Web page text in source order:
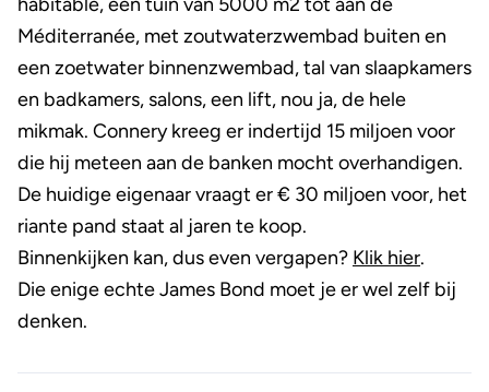
Méditerranée, met zoutwaterzwembad buiten en
een zoetwater binnenzwembad, tal van slaapkamers
en badkamers, salons, een lift, nou ja, de hele
mikmak. Connery kreeg er indertijd 15 miljoen voor
die hij meteen aan de banken mocht overhandigen.
De huidige eigenaar vraagt er € 30 miljoen voor, het
riante pand staat al jaren te koop.
Binnenkijken kan, dus even vergapen? Klik hier.
Die enige echte James Bond moet je er wel zelf bij
denken.